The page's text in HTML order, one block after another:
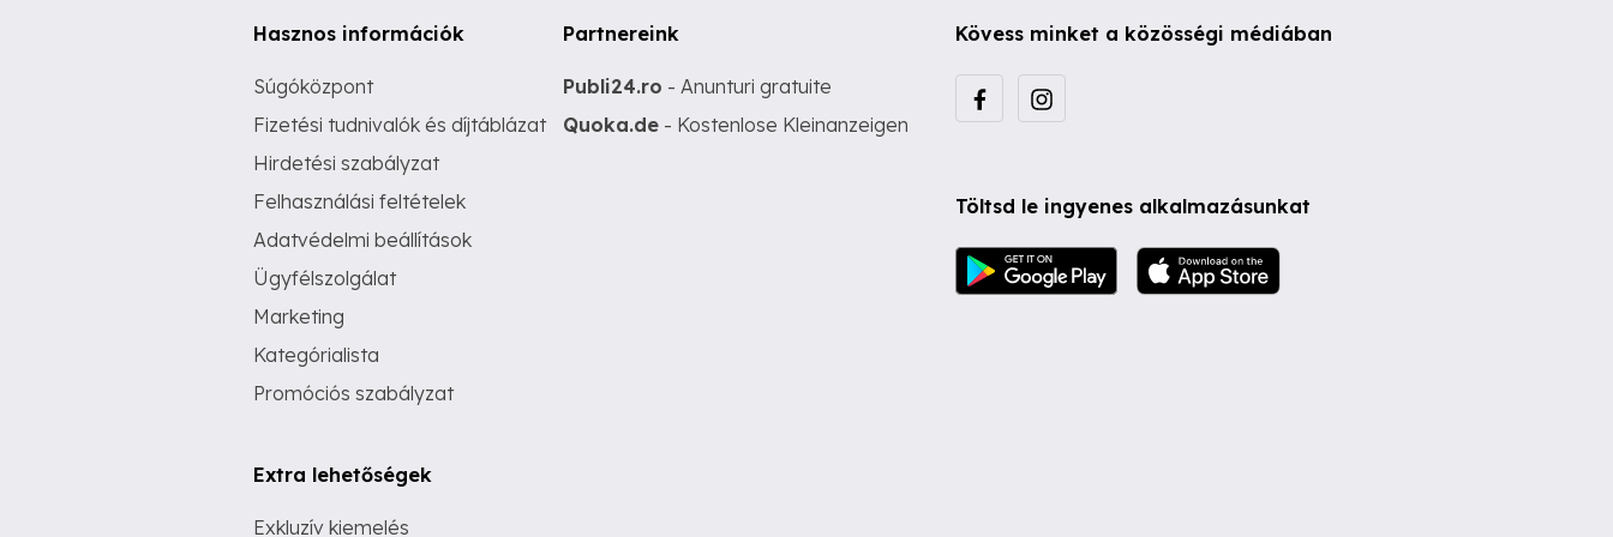
Hasznos információk
Súgóközpont
Fizetési tudnivalók és díjtáblázat
Hirdetési szabályzat
Felhasználási feltételek
Adatvédelmi beállítások
Ügyfélszolgálat
Marketing
Kategórialista
Promóciós szabályzat
Extra lehetőségek
Exkluzív kiemelés
Partnereink
Publi24.ro - Anunturi gratuite
Quoka.de - Kostenlose Kleinanzeigen
Kövess minket a közösségi médiában
Töltsd le ingyenes alkalmazásunkat